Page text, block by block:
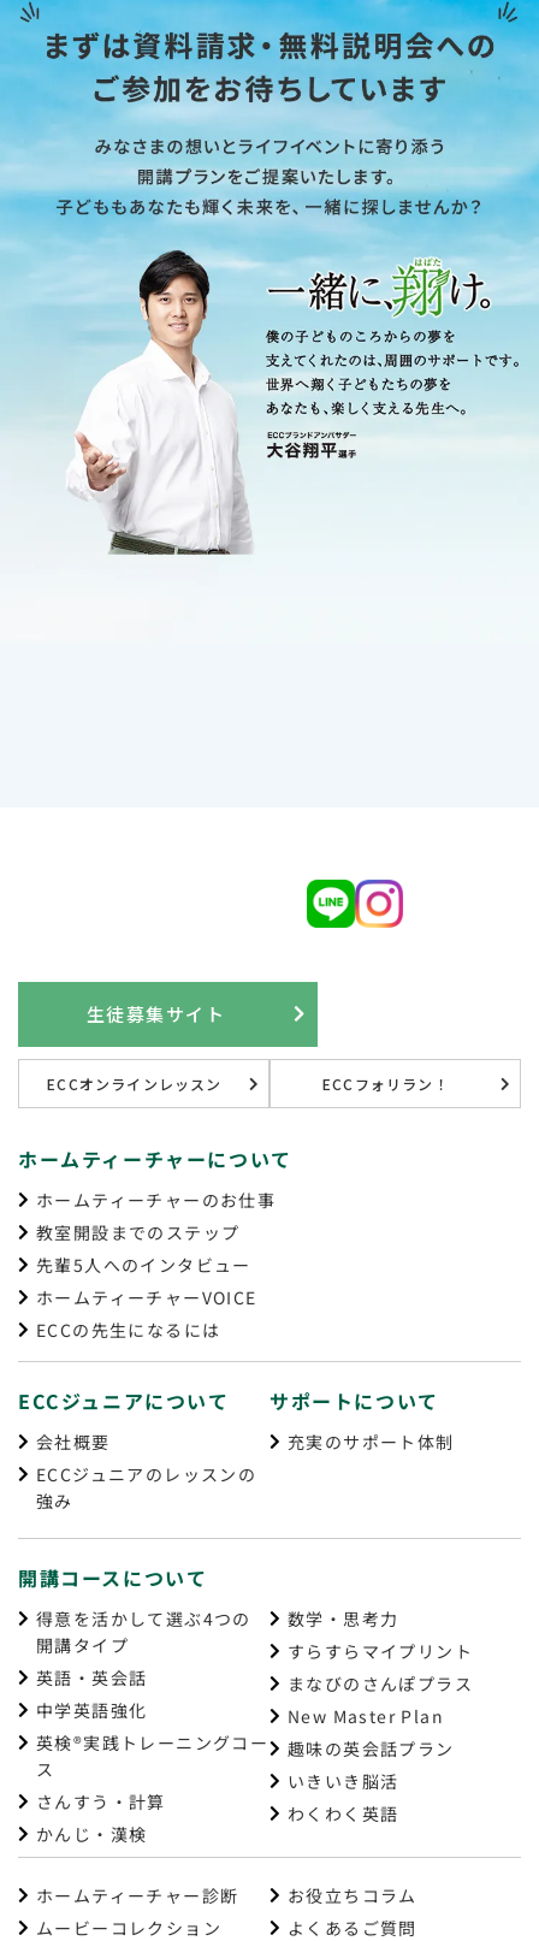
生徒募集サイト
ECCオンラインレッスン ECCフォリラン！
ホームティーチャーについて
ホームティーチャーのお仕事
教室開設までのステップ
先輩5人へのインタビュー
ホームティーチャーVOICE
ECCの先生になるには
ECCジュニアについて
会社概要
ECCジュニアのレッスンの
強み
サポートについて
充実のサポート体制
開講コースについて
得意を活かして選ぶ4つの
開講タイプ
英語・英会話
中学英語強化
英検®実践トレーニングコー
ス
さんすう・計算
かんじ・漢検
数学・思考力
すらすらマイプリント
まなびのさんぽプラス
New Master Plan
趣味の英会話プラン
いきいき脳活
わくわく英語
ホームティーチャー診断
ムービーコレクション
お役立ちコラム
よくあるご質問